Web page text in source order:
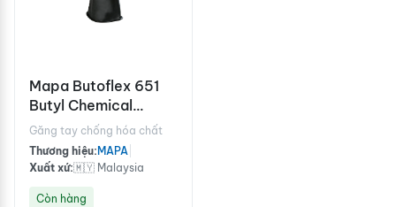
Mapa Butoflex 651
Butyl Chemical
Resistant Gloves
Găng tay chống hóa chất
Thương hiệu: MAPA
Xuất xứ:🇲🇾 Malaysia
Còn hàng